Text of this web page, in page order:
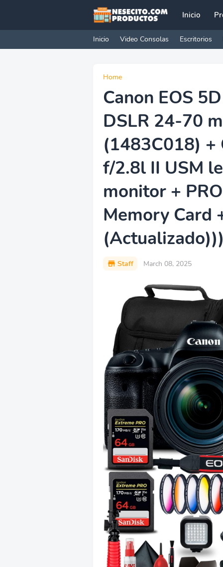
Inicio
Inicio Video Consolas Escritorios
Home
Canon EOS
DSLR 24-70
(1483C018) +
f/2.8l II USM
monitor +
Memory Card
(Actualizado)))
Staff March 08, 2025